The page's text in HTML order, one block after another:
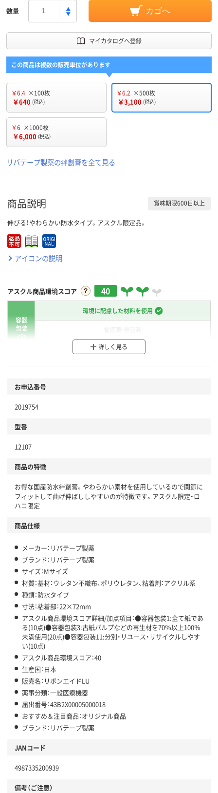
数量 カゴへ
マイカタログへ登録
この商品は複数の販売単位があります
￥6.4 ×100枚
￥640 (税込)
￥6.2 ×500枚
￥3,100 (税込)
￥6 ×1000枚
￥6,000 (税込)
リバテープ製薬の絆創膏を全て見る
商品説明 賞味期限600日以上
伸びる！やわらかい防水タイプ。アスクル限定品。
アイコンの説明
アスクル商品環境スコア 40
容器
包装
環境に配慮した材料を使用
分別・リサイクルしやすい設計
商品
本体
仕組
この商品の環境配慮ポイントです。下記商品詳細「
アスクル商品環境スコア詳細／加点項目
」で確認できます。
詳しく見る
お申込番号
2019754
型番
12107
商品の特徴
お得な国産防水絆創膏。やわらかい素材を使用しているので関節に
フィットして曲げ伸ばししやすいのが特徴です。アスクル限定・ロ
ハコ限定
商品仕様
メーカー：リバテープ製薬
ブランド：リバテープ製薬
サイズ：Mサイズ
材質：基材：ウレタン不織布、ポリウレタン、粘着剤：アクリル系
種類：防水タイプ
寸法：粘着部：22×72mm
アスクル商品環境スコア詳細/加点項目：●容器包装1:全て紙であ
る(10点)●容器包装3:古紙パルプなどの再生材を70％以上100％
未満使用(20点)●容器包装11:分別・リユース・リサイクルしやす
い(10点)
アスクル商品環境スコア：40
生産国：日本
販売名：リボンエイドLU
薬事分類：一般医療機器
届出番号：43B2X00005000018
おすすめ＆注目商品：オリジナル商品
ブランド：リバテープ製薬
JANコード
4987335200939
備考（ご注意）